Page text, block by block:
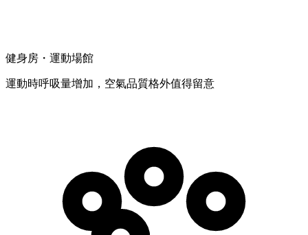
健身房・運動場館
運動時呼吸量增加，空氣品質格外值得留意